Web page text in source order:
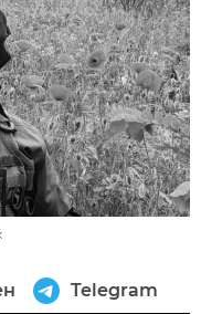
Telegram